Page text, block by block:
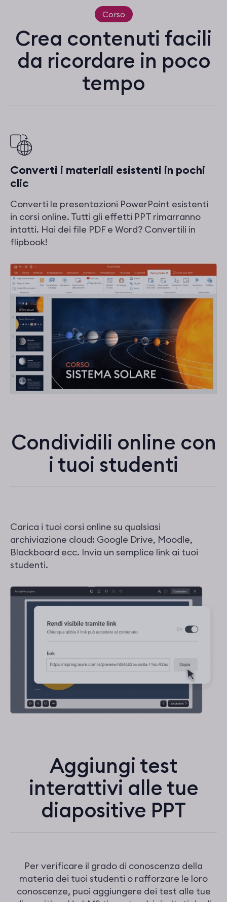
Corso
Crea contenuti facili
da ricordare in poco
tempo
Converti i materiali esistenti in pochi
clic
Converti le presentazioni PowerPoint esistenti
in corsi online. Tutti gli effetti PPT rimarranno
intatti. Hai dei file PDF e Word? Convertili in
flipbook!
Condividili online con
i tuoi studenti
Carica i tuoi corsi online su qualsiasi
archiviazione cloud: Google Drive, Moodle,
Blackboard ecc. Invia un semplice link ai tuoi
studenti.
Aggiungi test
interattivi alle tue
diapositive PPT
Per verificare il grado di conoscenza della
materia dei tuoi studenti o rafforzare le loro
conoscenze, puoi aggiungere dei test alle tue